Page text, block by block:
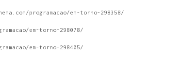
programacao/em-torno-298358/
em-torno-298078/
em-torno-298405/